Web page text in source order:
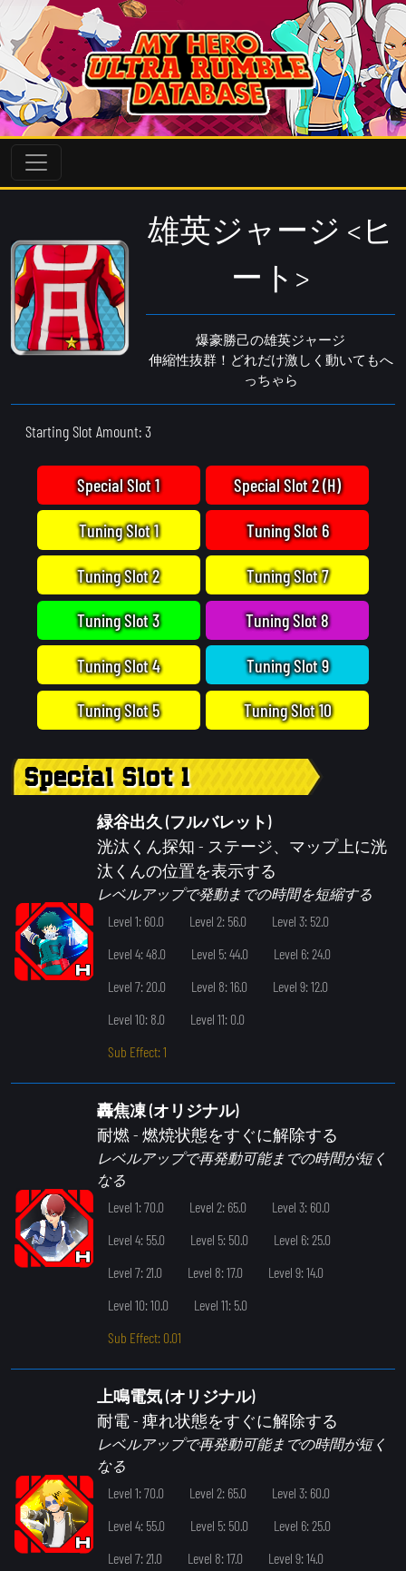
雄英ジャージ <ヒ
ート>
爆豪勝己の雄英ジャージ
伸縮性抜群！どれだけ激しく動いてもへ
っちゃら
Starting Slot Amount: 3
Special Slot 1
Tuning Slot 1
Tuning Slot 2
Tuning Slot 3
Tuning Slot 4
Tuning Slot 5
Special Slot 2 (H)
Tuning Slot 6
Tuning Slot 7
Tuning Slot 8
Tuning Slot 9
Tuning Slot 10
Special Slot 1
緑谷出久 (フルバレット)
洸汰くん探知 - ステージ、マップ上に洸
汰くんの位置を表示する
レベルアップで発動までの時間を短縮する
Level 1: 60.0
Level 2: 56.0
Level 3: 52.0
Level 4: 48.0
Level 5: 44.0
Level 6: 24.0
Level 7: 20.0
Level 8: 16.0
Level 9: 12.0
Level 10: 8.0
Level 11: 0.0
Sub Effect: 1
轟焦凍 (オリジナル)
耐燃 - 燃焼状態をすぐに解除する
レベルアップで再発動可能までの時間が短く
なる
Level 1: 70.0
Level 2: 65.0
Level 3: 60.0
Level 4: 55.0
Level 5: 50.0
Level 6: 25.0
Level 7: 21.0
Level 8: 17.0
Level 9: 14.0
Level 10: 10.0
Level 11: 5.0
Sub Effect: 0.01
上鳴電気 (オリジナル)
耐電 - 痺れ状態をすぐに解除する
レベルアップで再発動可能までの時間が短く
なる
Level 1: 70.0
Level 2: 65.0
Level 3: 60.0
Level 4: 55.0
Level 5: 50.0
Level 6: 25.0
Level 7: 21.0
Level 8: 17.0
Level 9: 14.0